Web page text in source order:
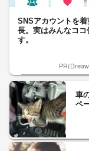
SNSアカウントを着
長。実はみんなココ
す。
車
ペ